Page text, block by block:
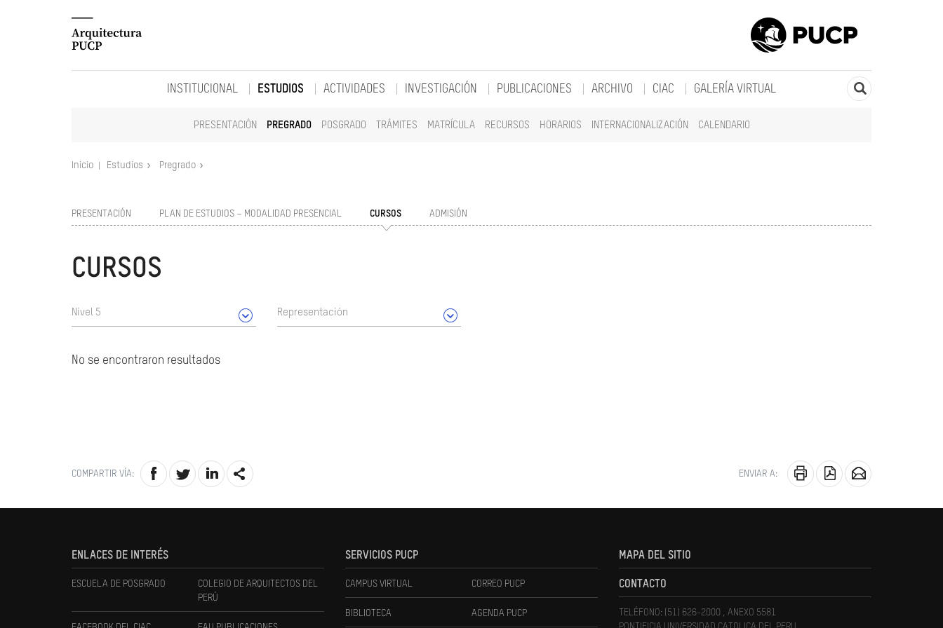
INSTITUCIONAL ESTUDIOS
PRESENTACIÓN PREGRADO POSGRADO TRÁMITES MATRÍCULA RECURSOS HORARIOS INTERNACIONALIZACIÓN CALENDARIO
ACTIVIDADES INVESTIGACIÓN PUBLICACIONES ARCHIVO CIAC GALERÍA VIRTUAL
Inicio Estudios Pregrado
PRESENTACIÓN PLAN DE ESTUDIOS – MODALIDAD PRESENCIAL CURSOS ADMISIÓN
CURSOS
Nivel 5 Representación
No se encontraron resultados
COMPARTIR VÍA: ENVIAR A:
ENLACES DE INTERÉS
ESCUELA DE POSGRADO
COLEGIO DE ARQUITECTOS DEL
PERÚ
SERVICIOS PUCP
CAMPUS VIRTUAL CORREO PUCP
BIBLIOTECA AGENDA PUCP
MAPA DEL SITIO
CONTACTO
TELÉFONO: (51) 626-2000 , ANEXO 5581